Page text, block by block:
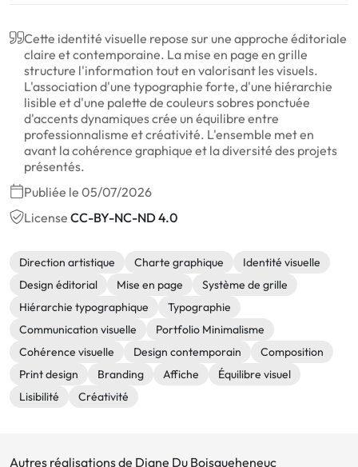
Cette identité visuelle repose sur une approche éditoriale
claire et contemporaine. La mise en page en grille
structure l'information tout en valorisant les visuels.
L'association d'une typographie forte, d'une hiérarchie
lisible et d'une palette de couleurs sobres ponctuée
d'accents dynamiques crée un équilibre entre
professionnalisme et créativité. L'ensemble met en
avant la cohérence graphique et la diversité des projets
présentés.
Publiée le 05/07/2026
License CC-BY-NC-ND 4.0
Direction artistique Charte graphique
Identité visuelle
Design éditorial
Mise en page
Système de grille
Hiérarchie typographique
Typographie
Communication visuelle
Portfolio Minimalisme
Cohérence visuelle
Design contemporain
Composition
Print design
Branding Affiche
Équilibre visuel
Lisibilité
Créativité
Autres réalisations de Diane Du Boisgueheneuc